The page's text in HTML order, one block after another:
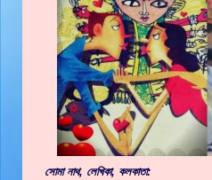
সোমা নাথ, লেখিকা, কলকাতা: